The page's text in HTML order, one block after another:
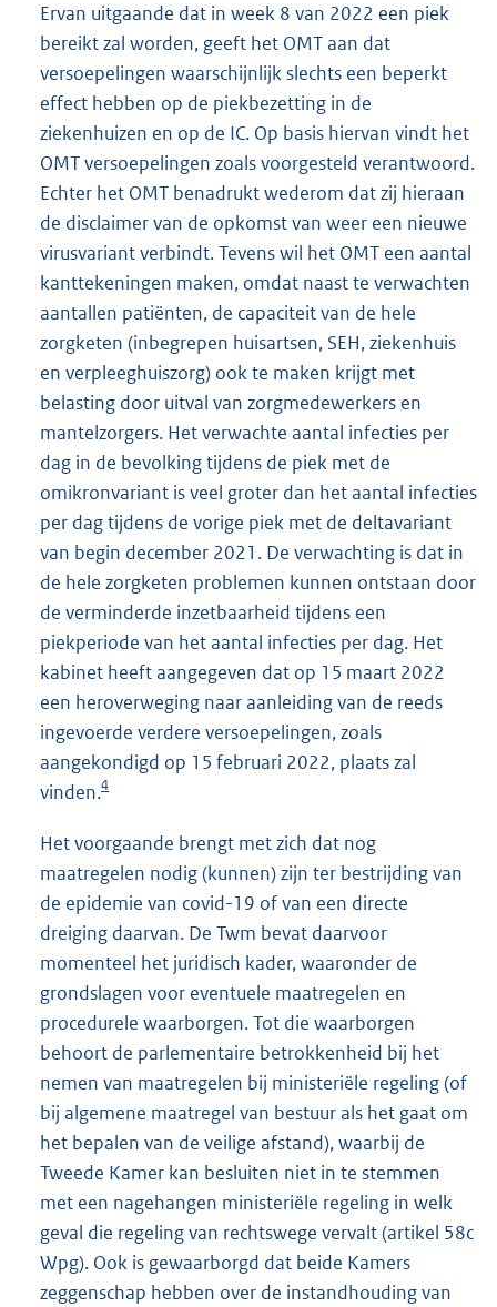
Ervan uitgaande dat in week 8 van 2022 een piek
bereikt zal worden, geeft het OMT aan dat
versoepelingen waarschijnlijk slechts een beperkt
effect hebben op de piekbezetting in de
ziekenhuizen en op de IC. Op basis hiervan vindt het
OMT versoepelingen zoals voorgesteld verantwoord.
Echter het OMT benadrukt wederom dat zij hieraan
de disclaimer van de opkomst van weer een nieuwe
virusvariant verbindt. Tevens wil het OMT een aantal
kanttekeningen maken, omdat naast te verwachten
aantallen patiënten, de capaciteit van de hele
zorgketen (inbegrepen huisartsen, SEH, ziekenhuis
en verpleeghuiszorg) ook te maken krijgt met
belasting door uitval van zorgmedewerkers en
mantelzorgers. Het verwachte aantal infecties per
dag in de bevolking tijdens de piek met de
omikronvariant is veel groter dan het aantal infecties
per dag tijdens de vorige piek met de deltavariant
van begin december 2021. De verwachting is dat in
de hele zorgketen problemen kunnen ontstaan door
de verminderde inzetbaarheid tijdens een
piekperiode van het aantal infecties per dag. Het
kabinet heeft aangegeven dat op 15 maart 2022
een heroverweging naar aanleiding van de reeds
ingevoerde verdere versoepelingen, zoals
aangekondigd op 15 februari 2022, plaats zal
vinden.4
Het voorgaande brengt met zich dat nog
maatregelen nodig (kunnen) zijn ter bestrijding van
de epidemie van covid-19 of van een directe
dreiging daarvan. De Twm bevat daarvoor
momenteel het juridisch kader, waaronder de
grondslagen voor eventuele maatregelen en
procedurele waarborgen. Tot die waarborgen
behoort de parlementaire betrokkenheid bij het
nemen van maatregelen bij ministeriële regeling (of
bij algemene maatregel van bestuur als het gaat om
het bepalen van de veilige afstand), waarbij de
Tweede Kamer kan besluiten niet in te stemmen
met een nagehangen ministeriële regeling in welk
geval die regeling van rechtswege vervalt (artikel 58c
Wpg). Ook is gewaarborgd dat beide Kamers
zeggenschap hebben over de instandhouding van